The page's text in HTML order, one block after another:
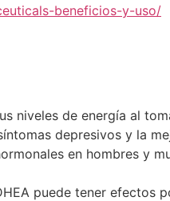
beneficios-y-uso/
niveles de energía al
depresivos y la
en hombres y
puede tener efectos